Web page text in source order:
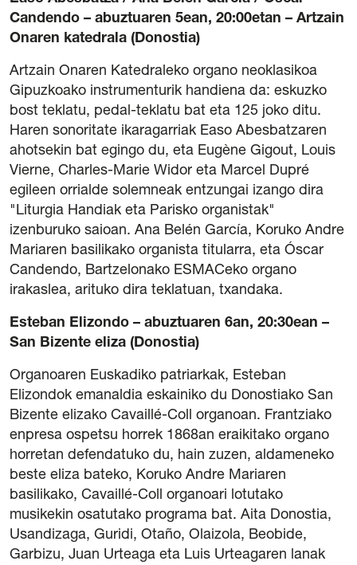
Candendo – abuztuaren 5ean, 20:00etan – Artzain
Onaren katedrala (Donostia)
Artzain Onaren Katedraleko organo neoklasikoa
Gipuzkoako instrumenturik handiena da: eskuzko
bost teklatu, pedal-teklatu bat eta 125 joko ditu.
Haren sonoritate ikaragarriak Easo Abesbatzaren
ahotsekin bat egingo du, eta Eugène Gigout, Louis
Vierne, Charles-Marie Widor eta Marcel Dupré
egileen orrialde solemneak entzungai izango dira
"Liturgia Handiak eta Parisko organistak"
izenburuko saioan. Ana Belén García, Koruko Andre
Mariaren basilikako organista titularra, eta Óscar
Candendo, Bartzelonako ESMACeko organo
irakaslea, arituko dira teklatuan, txandaka.
Esteban Elizondo – abuztuaren 6an, 20:30ean –
San Bizente eliza (Donostia)
Organoaren Euskadiko patriarkak, Esteban
Elizondok emanaldia eskainiko du Donostiako San
Bizente elizako Cavaillé-Coll organoan. Frantziako
enpresa ospetsu horrek 1868an eraikitako organo
horretan defendatuko du, hain zuzen, aldameneko
beste eliza bateko, Koruko Andre Mariaren
basilikako, Cavaillé-Coll organoari lotutako
musikekin osatutako programa bat. Aita Donostia,
Usandizaga, Guridi, Otaño, Olaizola, Beobide,
Garbizu, Juan Urteaga eta Luis Urteagaren lanak